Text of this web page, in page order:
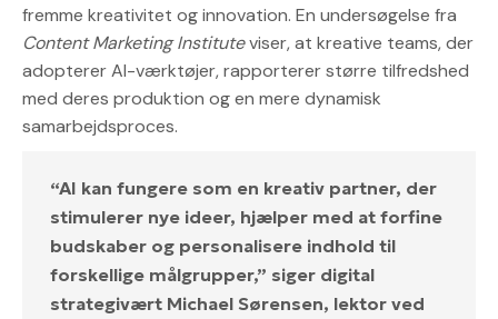
fremme kreativitet og innovation. En undersøgelse fra
Content Marketing Instituteviser, at kreative teams, der
adopterer AI-værktøjer, rapporterer større tilfredshed
med deres produktion og en mere dynamisk
samarbejdsproces.
“AI kan fungere som en kreativ partner, der
stimulerer nye ideer, hjælper med at forfine
budskaber og personalisere indhold til
forskellige målgrupper,” siger digital
strategivært Michael Sørensen, lektor ved